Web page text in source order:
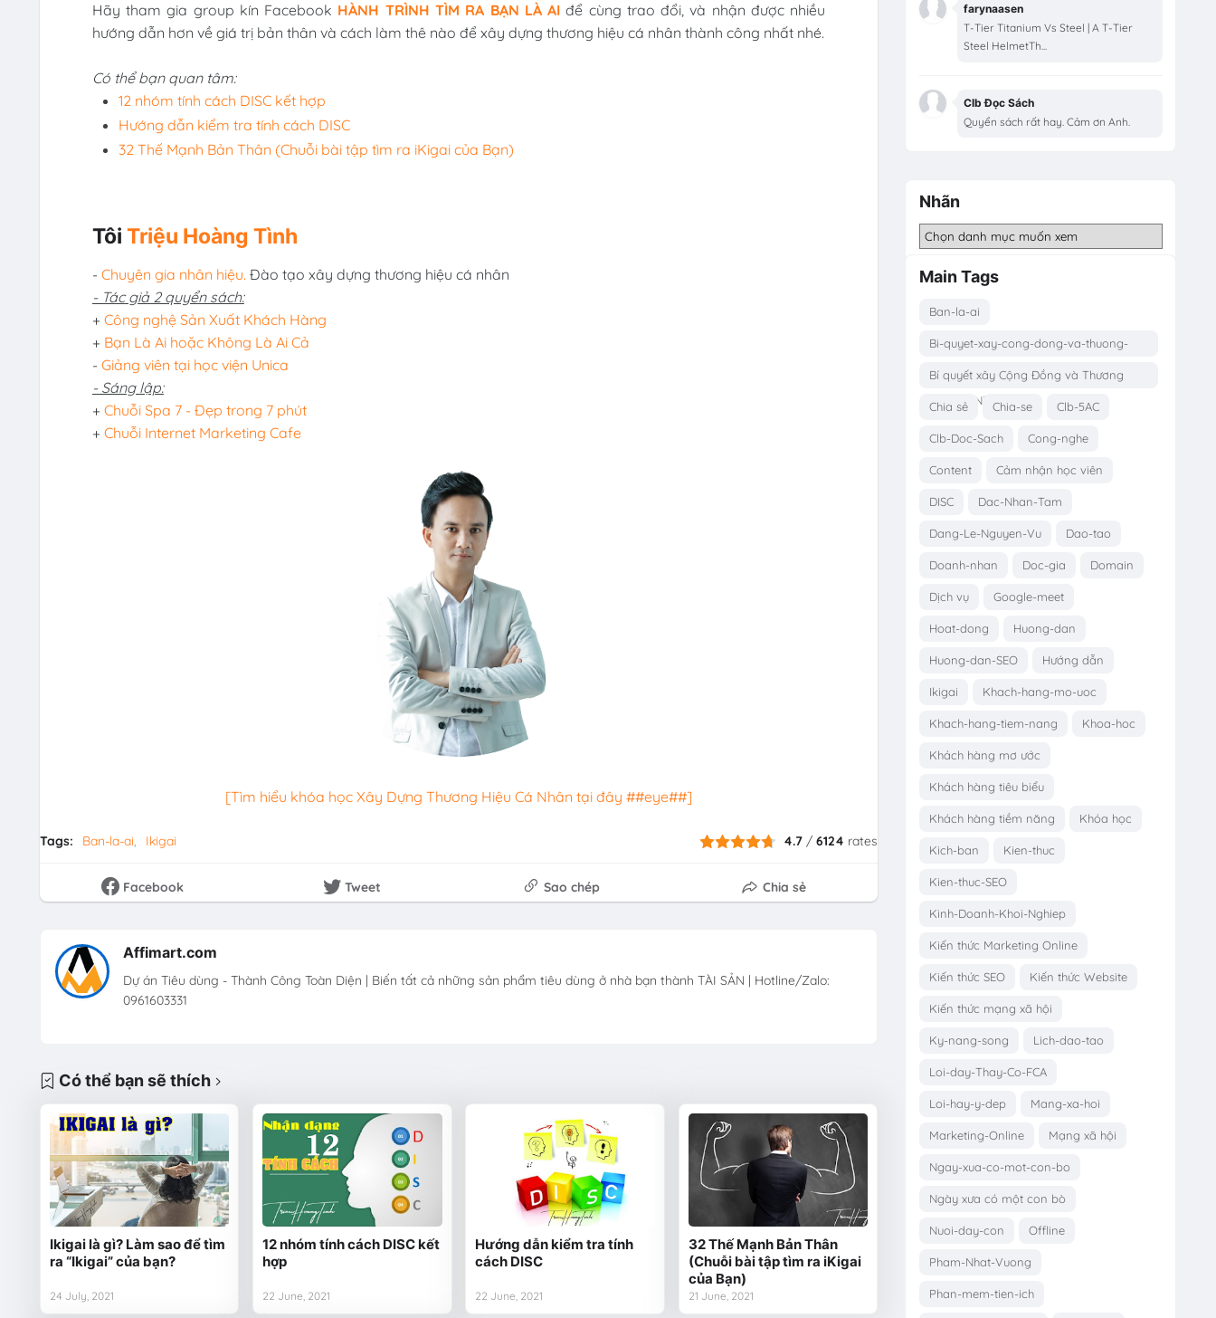
Hãy tham gia group kín Facebook HÀNH TRÌNH TÌM RA BẠN LÀ AI để cùng trao đổi, và nhận được nhiều
hướng dẫn hơn về giá trị bản thân và cách làm thê nào để xây dựng thương hiệu cá nhân thành công nhất nhé.
Có thể bạn quan tâm:
12 nhóm tính cách DISC kết hợp
Hướng dẫn kiểm tra tính cách DISC
32 Thế Mạnh Bản Thân (Chuỗi bài tập tìm ra iKigai của Bạn)
Tôi Triệu Hoàng Tình
- Chuyên gia nhân hiệu. Đào tạo xây dựng thương hiệu cá nhân
- Tác giả 2 quyển sách:
+ Công nghệ Sản Xuất Khách Hàng
+ Bạn Là Ai hoặc Không Là Ai Cả
- Giảng viên tại học viện Unica
- Sáng lập:
+ Chuỗi Spa 7 - Đẹp trong 7 phút
+ Chuỗi Internet Marketing Cafe
[Tìm hiểu khóa học Xây Dựng Thương Hiệu Cá Nhân tại đây ##eye##]
Tags: Ban-la-ai Ikigai 4.7 /6124 rates
Facebook Tweet Sao chép Chia sẻ
Affimart.com
Dự án Tiêu dùng - Thành Công Toàn Diện | Biến tất cả những sản phẩm tiêu dùng ở nhà bạn thành TÀI SẢN | Hotline/Zalo:
0961603331
Có thể bạn sẽ thích
Ikigai là gì? Làm sao để tìm
ra “Ikigai” của bạn?
24 July, 2021
12 nhóm tính cách DISC kết
hợp
22 June, 2021
Hướng dẫn kiểm tra tính
cách DISC
22 June, 2021
32 Thế Mạnh Bản Thân
(Chuỗi bài tập tìm ra iKigai
của Bạn)
21 June, 2021
farynaasen
T-Tier Titanium Vs Steel | A T-Tier
Steel HelmetTh...
Clb Đọc Sách
Quyển sách rất hay. Cảm ơn Anh.
Nhãn
Main Tags
Ban-la-ai
Bi-quyet-xay-cong-dong-va-thuong-
hieu-ca-nhan
Bí quyết xây Cộng Đồng và Thương
Hiệu Cá Nhân
Chia sẻ Chia-se Clb-5AC
Clb-Doc-Sach Cong-nghe
Content Cảm nhận học viên
DISC Dac-Nhan-Tam
Dang-Le-Nguyen-Vu Dao-tao
Doanh-nhan Doc-gia Domain
Dịch vụ Google-meet
Hoat-dong Huong-dan
Huong-dan-SEO Hướng dẫn
Ikigai Khach-hang-mo-uoc
Khach-hang-tiem-nang Khoa-hoc
Khách hàng mơ ước
Khách hàng tiêu biểu
Khách hàng tiềm năng Khóa học
Kich-ban Kien-thuc
Kien-thuc-SEO
Kinh-Doanh-Khoi-Nghiep
Kiến thức Marketing Online
Kiến thức SEO Kiến thức Website
Kiến thức mạng xã hội
Ky-nang-song Lich-dao-tao
Loi-day-Thay-Co-FCA
Loi-hay-y-dep Mang-xa-hoi
Marketing-Online Mạng xã hội
Ngay-xua-co-mot-con-bo
Ngày xưa có một con bò
Nuoi-day-con Offline
Pham-Nhat-Vuong
Phan-mem-tien-ich